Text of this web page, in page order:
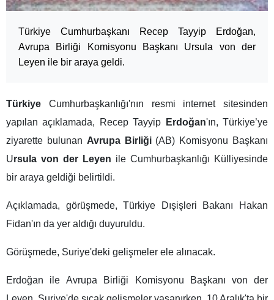
Türkiye Cumhurbaşkanı Recep Tayyip Erdoğan,
Avrupa Birliği Komisyonu Başkanı Ursula von der
Leyen ile bir araya geldi.
Türkiye Cumhurbaşkanlığı'nın resmi internet sitesinden
yapılan açıklamada, Recep Tayyip
Erdoğan'ın, Türkiye’ye
ziyarette bulunan Avrupa Birliği (AB) Komisyonu Başkanı
Ursula von der Leyen ile Cumhurbaşkanlığı Külliyesinde
bir araya geldiği belirtildi.
Açıklamada, görüşmede, Türkiye Dışişleri Bakanı Hakan
Fidan'ın da yer aldığı duyuruldu.
Görüşmede, Suriye'deki gelişmeler ele alınacak.
Erdoğan ile Avrupa Birliği Komisyonu Başkanı von der